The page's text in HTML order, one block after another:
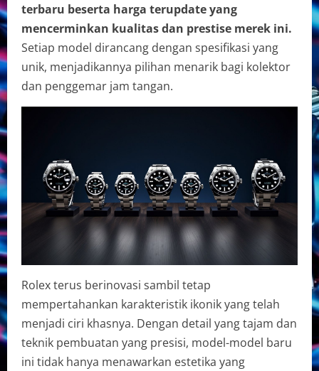
terbaru beserta harga terupdate yang
mencerminkan kualitas dan prestise merek ini.
Setiap model dirancang dengan spesifikasi yang
unik, menjadikannya pilihan menarik bagi kolektor
dan penggemar jam tangan.
Rolex terus berinovasi sambil tetap
mempertahankan karakteristik ikonik yang telah
menjadi ciri khasnya. Dengan detail yang tajam dan
teknik pembuatan yang presisi, model-model baru
ini tidak hanya menawarkan estetika yang